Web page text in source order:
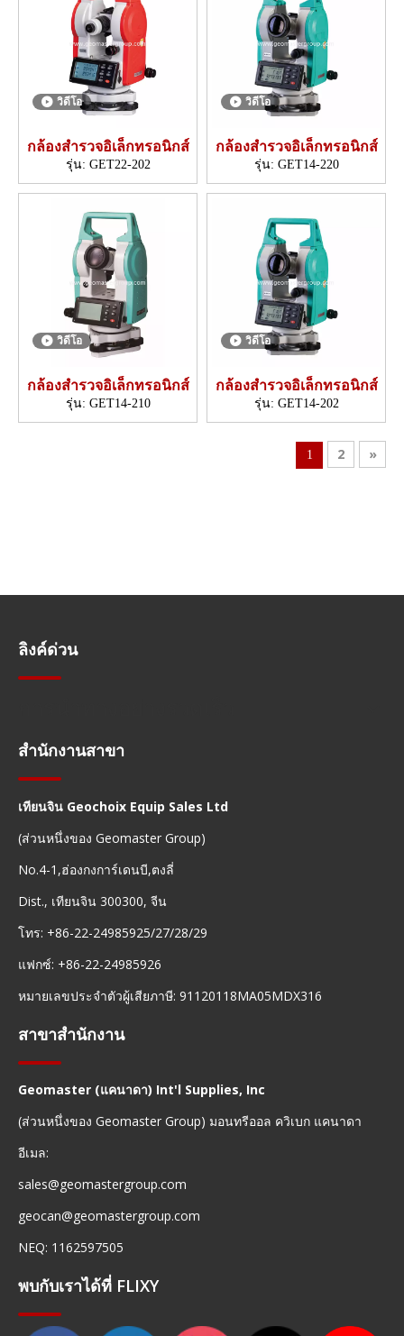
วิดีโอ
กล้องสำรวจอิเล็กทรอนิกส์
รุ่น: GET22-202
วิดีโอ
กล้องสำรวจอิเล็กทรอนิกส์
รุ่น: GET14-220
วิดีโอ
กล้องสำรวจอิเล็กทรอนิกส์
รุ่น: GET14-210
วิดีโอ
กล้องสำรวจอิเล็กทรอนิกส์
รุ่น: GET14-202
1 2 »
ลิงค์ด่วน
สำนักงานสาขา
เทียนจิน Geochoix Equip Sales Ltd
(ส่วนหนึ่งของ Geomaster Group)
No.4-1,ฮ่องกงการ์เดนบี,ตงลี่
Dist., เทียนจิน 300300, จีน
โทร: +86-22-24985925/27/28/29
แฟกซ์: +86-22-24985926
หมายเลขประจำตัวผู้เสียภาษี: 91120118MA05MDX316
สาขาสำนักงาน
Geomaster (แคนาดา) Int'l Supplies, Inc
(ส่วนหนึ่งของ Geomaster Group) มอนทรีออล ควิเบก แคนาดา
อีเมล:
sales@geomastergroup.com
geocan@geomastergroup.com
NEQ: 1162597505
พบกับเราได้ที่ FLIXY